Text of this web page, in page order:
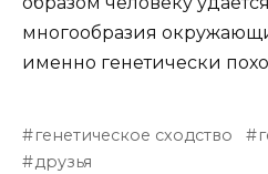
многообразия
именно генетически
генетическое сходство
друзья